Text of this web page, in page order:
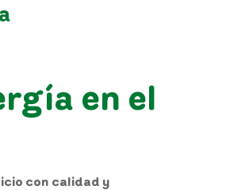
en el
con calidad y